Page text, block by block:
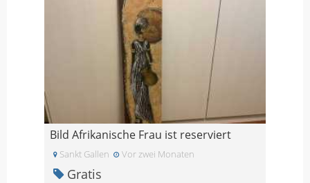
Bild Afrikanische Frau ist reserviert
Sankt Gallen Vor zwei Monaten
Gratis